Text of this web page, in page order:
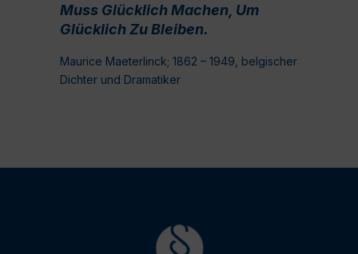
Muss Glücklich Machen, Um
Glücklich Zu Bleiben.
Maurice Maeterlinck; 1862 – 1949, belgischer
Dichter und Dramatiker